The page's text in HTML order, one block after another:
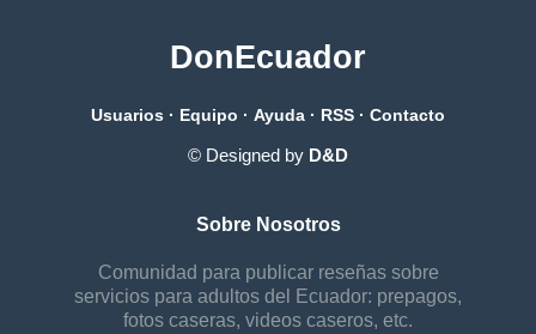
DonEcuador
Usuarios · Equipo · Ayuda · RSS · Contacto
© Designed by D&D
Sobre Nosotros
Comunidad para publicar reseñas sobre
servicios para adultos del Ecuador: prepagos,
fotos caseras, videos caseros, etc.